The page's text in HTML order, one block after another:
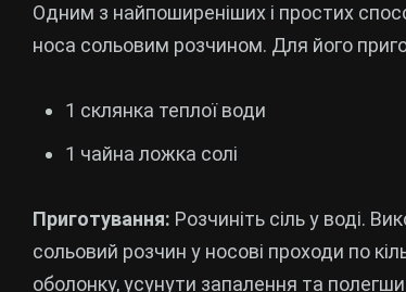
Одним з найпоширеніших і простих
носа сольовим розчином. Для його
1 склянка теплої води
1 чайна ложка солі
Приготування: Розчиніть сіль у воді.
сольовий розчин у носові проходи по
оболонку, усунути запалення та